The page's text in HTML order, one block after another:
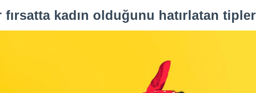
fırsatta kadın olduğunu hatırlatan tipler